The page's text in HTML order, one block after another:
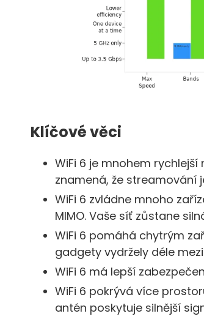
Klíčové věci
WiFi 6 je mnohem rychlejší
znamená, že streamování
WiFi 6 zvládne mnoho
MIMO. Vaše síť zůstane
WiFi 6 pomáhá chytrým
gadgety vydržely déle
WiFi 6 má lepší
WiFi 6 pokrývá více
antén poskytuje silnější